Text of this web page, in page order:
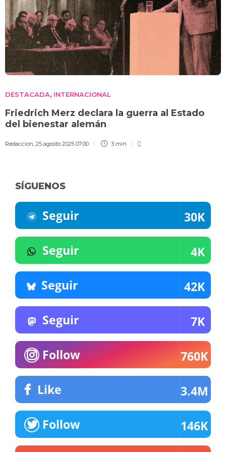
DESTACADA, INTERNACIONAL
Friedrich Merz declara la guerra al Estado
del bienestar alemán
Redaccion, 25 agosto 2025 07:00 3 min
SÍGUENOS
Seguir 30K
Seguir 4K
Seguir 42K
Seguir 7K
Follow 760K
Like 3.4M
Follow 146K